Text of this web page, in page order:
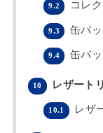
9.2 コレ
9.3 缶バ
9.4 缶バ
10 レザート
10.1 レザ